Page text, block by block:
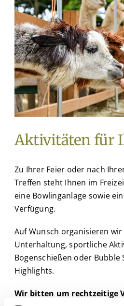
Aktivitäten für
Zu Ihrer Feier oder nach
Treffen steht Ihnen im
eine Bowlinganlage sowie
Verfügung.
Auf Wunsch organisieren
Unterhaltung, sportliche
Bogenschießen oder Bubble
Highlights.
Wir bitten um rechtzeitige